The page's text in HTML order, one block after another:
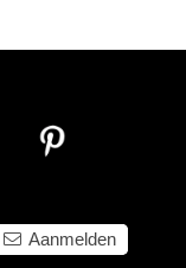
Aanmelden